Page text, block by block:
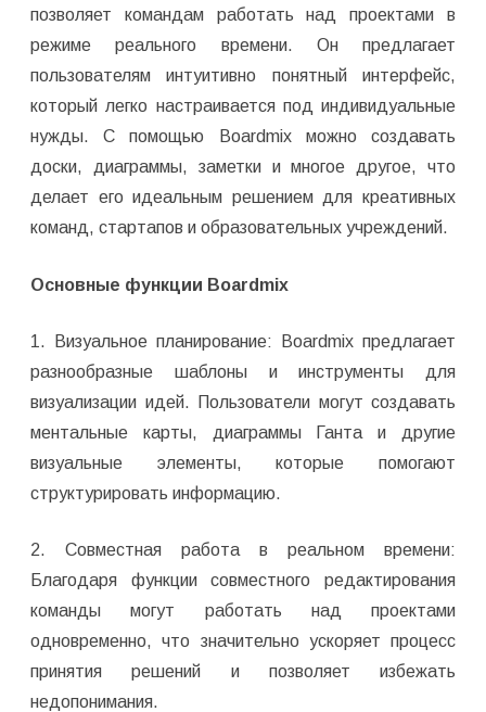
позволяет командам работать над проектами в
режиме реального времени. Он предлагает
пользователям интуитивно понятный интерфейс,
который легко настраивается под индивидуальные
нужды. С помощью Boardmix можно создавать
доски, диаграммы, заметки и многое другое, что
делает его идеальным решением для креативных
команд, стартапов и образовательных учреждений.
Основные функции Boardmix
1. Визуальное планирование: Boardmix предлагает
разнообразные шаблоны и инструменты для
визуализации идей. Пользователи могут создавать
ментальные карты, диаграммы Ганта и другие
визуальные элементы, которые помогают
структурировать информацию.
2. Совместная работа в реальном времени:
Благодаря функции совместного редактирования
команды могут работать над проектами
одновременно, что значительно ускоряет процесс
принятия решений и позволяет избежать
недопонимания.